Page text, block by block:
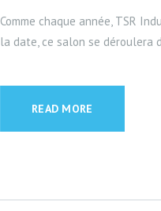
Comme chaque année, TSR
la date, ce salon se déroulera
READ MORE